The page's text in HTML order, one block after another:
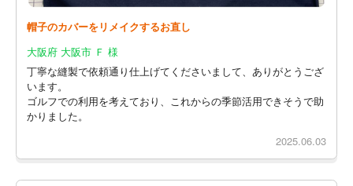
帽子のカバーをリメイクするお直し
大阪府 大阪市 Ｆ 様
丁寧な縫製で依頼通り仕上げてくださいまして、ありがとうござ
います。
ゴルフでの利用を考えており、これからの季節活用できそうで助
かりました。
2025.06.03